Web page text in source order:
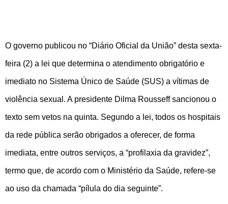
O governo publicou no “Diário Oficial da União” desta sexta-
feira (2) a lei que determina o atendimento obrigatório e
imediato no Sistema Único de Saúde (SUS) a vítimas de
violência sexual. A presidente Dilma Rousseff sancionou o
texto sem vetos na quinta. Segundo a lei, todos os hospitais
da rede pública serão obrigados a oferecer, de forma
imediata, entre outros serviços, a “profilaxia da gravidez”,
termo que, de acordo com o Ministério da Saúde, refere-se
ao uso da chamada “pílula do dia seguinte”.